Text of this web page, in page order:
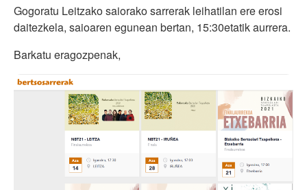
Gogoratu Leitzako saiorako sarrerak leihatilan ere erosi
daitezkela, saioaren egunean bertan, 15:30etatik aurrera.
Barkatu eragozpenak,